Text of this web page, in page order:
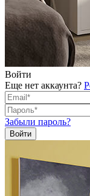
Войти
Еще нет аккаунта?
Забыли пароль?